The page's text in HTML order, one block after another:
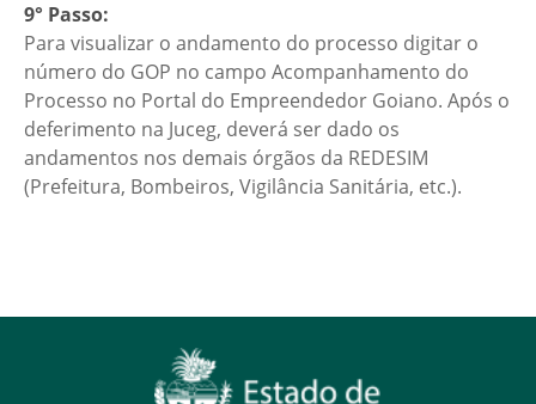
9° Passo:
Para visualizar o andamento do processo digitar o
número do GOP no campo Acompanhamento do
Processo no Portal do Empreendedor Goiano. Após o
deferimento na Juceg, deverá ser dado os
andamentos nos demais órgãos da REDESIM
(Prefeitura, Bombeiros, Vigilância Sanitária, etc.).